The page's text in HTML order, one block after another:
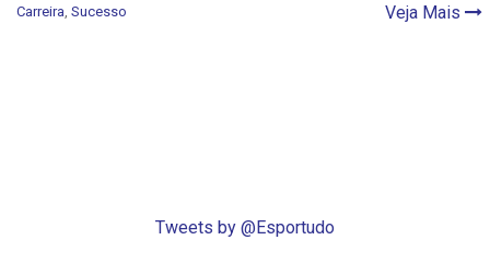
Carreira Sucesso Veja Mais
Tweets by @Esportudo